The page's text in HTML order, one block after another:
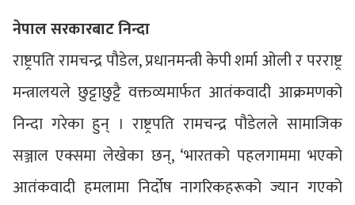
नेपाल सरकारबाट निन्दा
राष्ट्रपति रामचन्द्र पौडेल, प्रधानमन्त्री केपी शर्मा ओली र परराष्ट्र
मन्त्रालयले छुट्टाछुट्टै वक्तव्यमार्फत आतंकवादी आक्रमणको
निन्दा गरेका हुन् । राष्ट्रपति रामचन्द्र पौडेलले सामाजिक
सञ्जाल एक्समा लेखेका छन्, ‘भारतको पहलगाममा भएको
आतंकवादी हमलामा निर्दोष नागरिकहरूको ज्यान गएको